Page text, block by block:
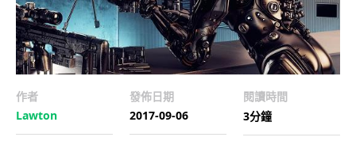
作者
Lawton
發佈日期
2017-09-06
閱讀時間
3分鐘